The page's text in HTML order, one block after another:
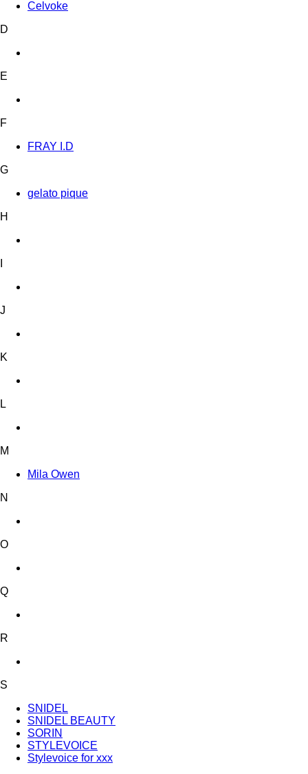
Celvoke
D
E
F
FRAY I.D
G
gelato pique
H
J
K
L
M
Mila Owen
N
O
Q
R
S
SNIDEL
SNIDEL BEAUTY
SORIN
STYLEVOICE
Stylevoice for xxx